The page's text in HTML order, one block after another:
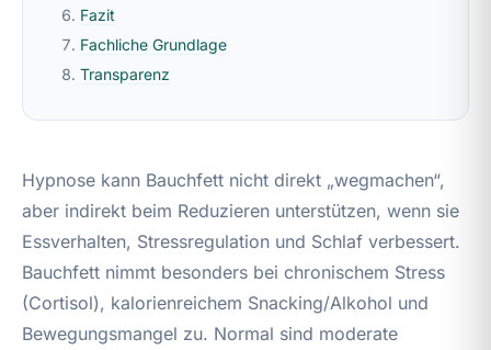
Fazit
Fachliche Grundlage
Transparenz
Hypnose kann Bauchfett nicht direkt „wegmachen“,
aber indirekt beim Reduzieren unterstützen, wenn sie
Essverhalten, Stressregulation und Schlaf verbessert.
Bauchfett nimmt besonders bei chronischem Stress
(Cortisol), kalorienreichem Snacking/Alkohol und
Bewegungsmangel zu. Normal sind moderate